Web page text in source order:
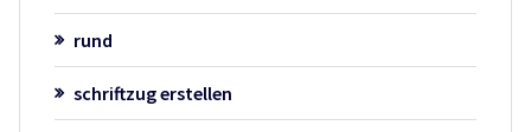
rund
schriftzug erstellen